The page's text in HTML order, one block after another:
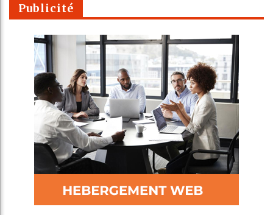
Publicité